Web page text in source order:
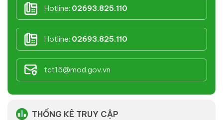
Hotline: 02693.825.110
Hotline: 02693.825.110
tct15@mod.gov.vn
THỐNG KÊ TRUY CẬP